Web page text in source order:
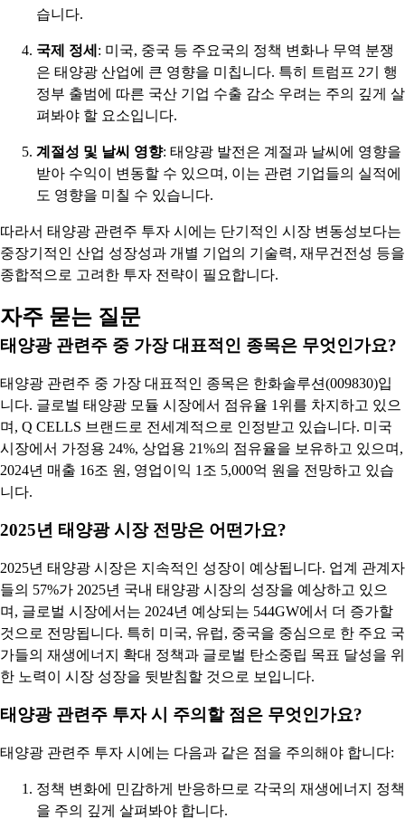
습니다.
국제 정세 : 미국, 중국 등 주요국의 정책 변화나 무역 분쟁
은 태양광 산업에 큰 영향을 미칩니다. 특히 트럼프 2기 행
정부 출범에 따른 국산 기업 수출 감소 우려는 주의 깊게 살
펴봐야 할 요소입니다.
계절성 및 날씨 영향: 태양광 발전은 계절과 날씨에 영향을
받아 수익이 변동할 수 있으며, 이는 관련 기업들의 실적에
도 영향을 미칠 수 있습니다.
따라서 태양광 관련주 투자 시에는 단기적인 시장 변동성보다는
중장기적인 산업 성장성과 개별 기업의 기술력, 재무건전성 등을
종합적으로 고려한 투자 전략이 필요합니다.
자주 묻는 질문
태양광 관련주 중 가장 대표적인 종목은 무엇인가요?
태양광 관련주 중 가장 대표적인 종목은 한화솔루션(009830)입
니다. 글로벌 태양광 모듈 시장에서 점유율 1위를 차지하고 있으
며, Q CELLS 브랜드로 전세계적으로 인정받고 있습니다. 미국
시장에서 가정용 24%, 상업용 21%의 점유율을 보유하고 있으며,
2024년 매출 16조 원, 영업이익 1조 5,000억 원을 전망하고 있습
니다.
2025년 태양광 시장 전망은 어떤가요?
2025년 태양광 시장은 지속적인 성장이 예상됩니다. 업계 관계자
들의 57%가 2025년 국내 태양광 시장의 성장을 예상하고 있으
며, 글로벌 시장에서는 2024년 예상되는 544GW에서 더 증가할
것으로 전망됩니다. 특히 미국, 유럽, 중국을 중심으로 한 주요 국
가들의 재생에너지 확대 정책과 글로벌 탄소중립 목표 달성을 위
한 노력이 시장 성장을 뒷받침할 것으로 보입니다.
태양광 관련주 투자 시 주의할 점은 무엇인가요?
태양광 관련주 투자 시에는 다음과 같은 점을 주의해야 합니다:
정책 변화에 민감하게 반응하므로 각국의 재생에너지 정책
을 주의 깊게 살펴봐야 합니다.